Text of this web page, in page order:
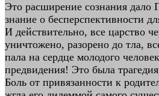
Это расширение сознания дало
знание о бесперспективности
И действительно, все царство
уничтожено, разорено до тла,
пала на сердце молодого
предвидения! Это была
Боль от привязанности к